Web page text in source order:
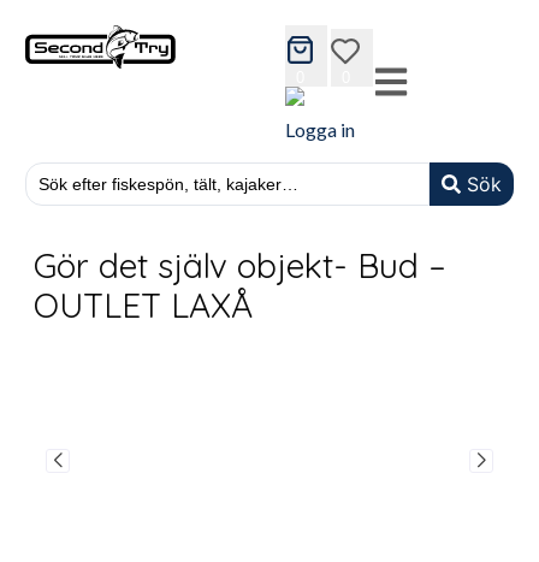
Sök
wishlist
Logga in
Gör det själv objekt- Bud –
OUTLET LAXÅ